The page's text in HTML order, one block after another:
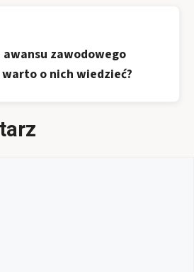
zawodowego
o nich wiedzieć?